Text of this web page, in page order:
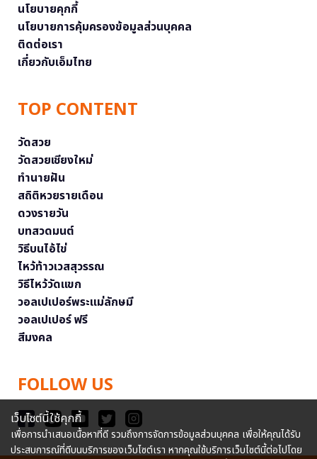
นโยบายคุกกี้
นโยบายการคุ้มครองข้อมูลส่วนบุคคล
ติดต่อเรา
เกี่ยวกับเอ็มไทย
TOP CONTENT
วัดสวย
วัดสวยเชียงใหม่
ทำนายฝัน
สถิติหวยรายเดือน
ดวงรายวัน
บทสวดมนต์
วิธีบนไอ้ไข่
ไหว้ท้าวเวสสุวรรณ
วิธีไหว้วัดแขก
วอลเปเปอร์พระแม่ลักษมี
วอลเปเปอร์ ฟรี
สีมงคล
FOLLOW US
เว็บไซต์นี้ใช้คุกกี้
เพื่อการนำเสนอเนื้อหาที่ดี รวมถึงการจัดการข้อมูลส่วนบุคคล เพื่อให้คุณได้รับ
ประสบการณ์ที่ดีบนบริการของเว็บไซต์เรา หากคุณใช้บริการเว็บไซต์นี้ต่อไปโดย